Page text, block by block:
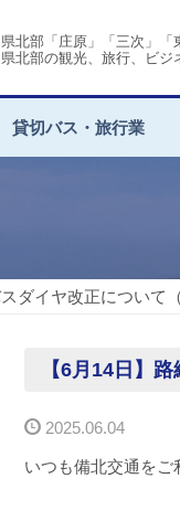
北部「庄原」「三次」「
北部の観光、旅行、ビジ
貸切バス・旅行業
ダイヤ改正について
【6月14日】
2025.06.04
いつも備北交通をご